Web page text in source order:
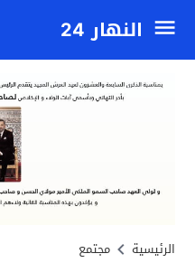
النهار 24
الرئيسية مجتمع